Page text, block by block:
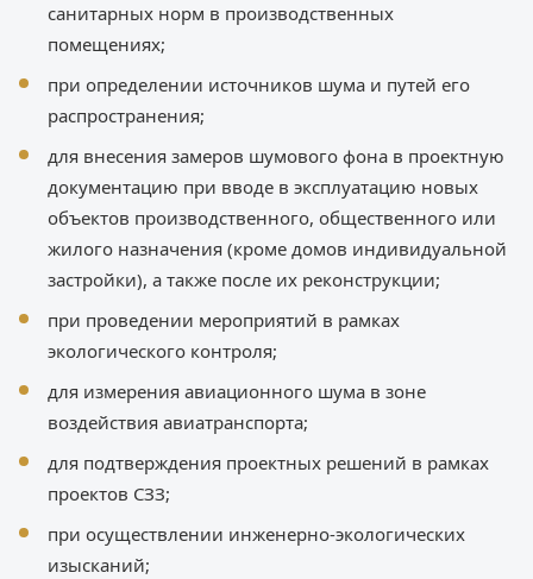
санитарных норм в производственных
помещениях;
при определении источников шума и путей его
распространения;
для внесения замеров шумового фона в проектную
документацию при вводе в эксплуатацию новых
объектов производственного, общественного или
жилого назначения (кроме домов индивидуальной
застройки), а также после их реконструкции;
при проведении мероприятий в рамках
экологического контроля;
для измерения авиационного шума в зоне
воздействия авиатранспорта;
для подтверждения проектных решений в рамках
проектов СЗЗ;
при осуществлении инженерно-экологических
изысканий;